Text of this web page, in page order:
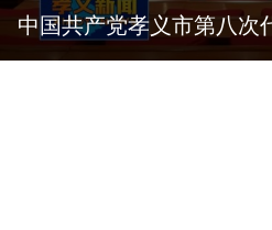
中国共产党孝义市第八次